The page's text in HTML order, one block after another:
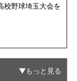
校野球埼玉大会を
もっと見る